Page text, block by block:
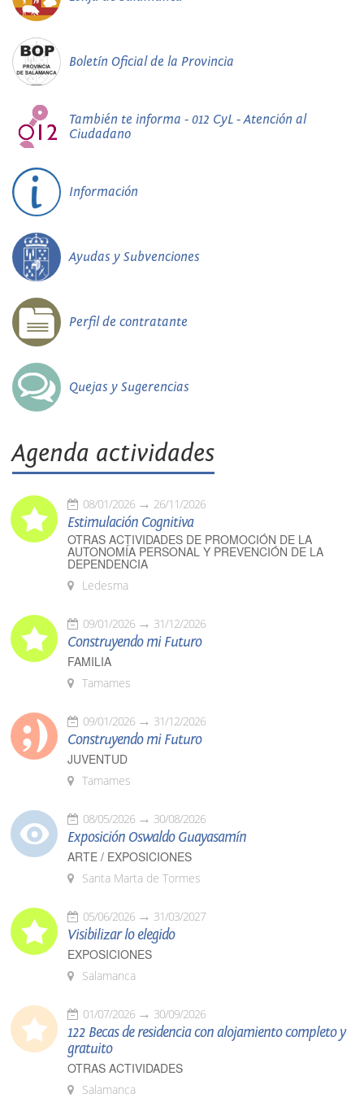
Boletín Oficial de la Provincia
También te informa - 012 CyL - Atención al
Ciudadano
Información
Ayudas y Subvenciones
Perfil de contratante
Quejas y Sugerencias
Agenda actividades
08/01/2026 26/11/2026
Estimulación Cognitiva
OTRAS ACTIVIDADES DE PROMOCIÓN DE LA
AUTONOMÍA PERSONAL Y PREVENCIÓN DE LA
DEPENDENCIA
Ledesma
09/01/2026 31/12/2026
Construyendo mi Futuro
FAMILIA
Tamames
09/01/2026 31/12/2026
Construyendo mi Futuro
JUVENTUD
Tamames
08/05/2026 30/08/2026
Exposición Oswaldo Guayasamín
ARTE / EXPOSICIONES
Santa Marta de Tormes
05/06/2026 31/03/2027
Visibilizar lo elegido
EXPOSICIONES
Salamanca
01/07/2026 30/09/2026
122 Becas de residencia con alojamiento completo y
gratuito
OTRAS ACTIVIDADES
Salamanca